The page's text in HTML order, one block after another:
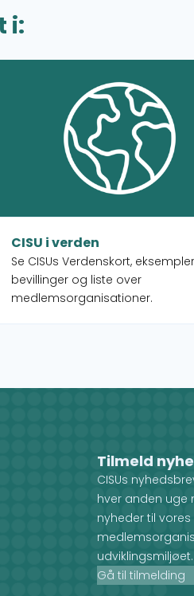
i:
CISU i verden
Se CISUs Verdenskort,
bevillinger og liste over
medlemsorganisationer.
Tilmeld
CISUs
hver anden uge
nyheder til vores
udviklingsmiljøet.
Gå til tilmelding